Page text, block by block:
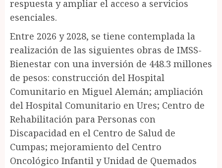
respuesta y ampliar el acceso a servicios
esenciales.
Entre 2026 y 2028, se tiene contemplada la
realización de las siguientes obras de IMSS-
Bienestar con una inversión de 448.3 millones
de pesos: construcción del Hospital
Comunitario en Miguel Alemán; ampliación
del Hospital Comunitario en Ures; Centro de
Rehabilitación para Personas con
Discapacidad en el Centro de Salud de
Cumpas; mejoramiento del Centro
Oncológico Infantil y Unidad de Quemados